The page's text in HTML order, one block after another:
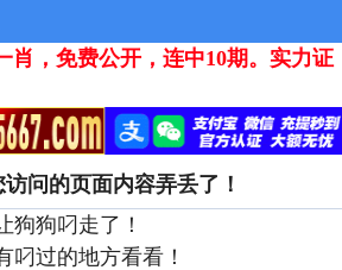
肖，免费公开，连中10期。实力证
访问的页面内容弄丢了！
狗狗叼走了！
叼过的地方看看！